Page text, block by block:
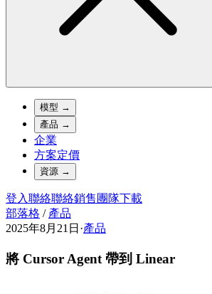
模型 →
產品 →
企業
方案定價
資源 →
登入聯絡聯絡銷售團隊下載
部落格 / 產品
2025年8月21日 ·產品
將 Cursor Agent 帶到 Linear